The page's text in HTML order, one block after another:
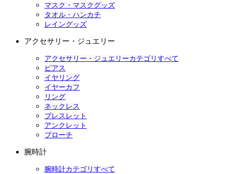
マスク・マスクグッズ
タオル・ハンカチ
レイングッズ
アクセサリー・ジュエリー
アクセサリー・ジュエリーカテゴリすべて
ピアス
イヤリング
イヤーカフ
リング
ネックレス
ブレスレット
アンクレット
ブローチ
腕時計
腕時計カテゴリすべて